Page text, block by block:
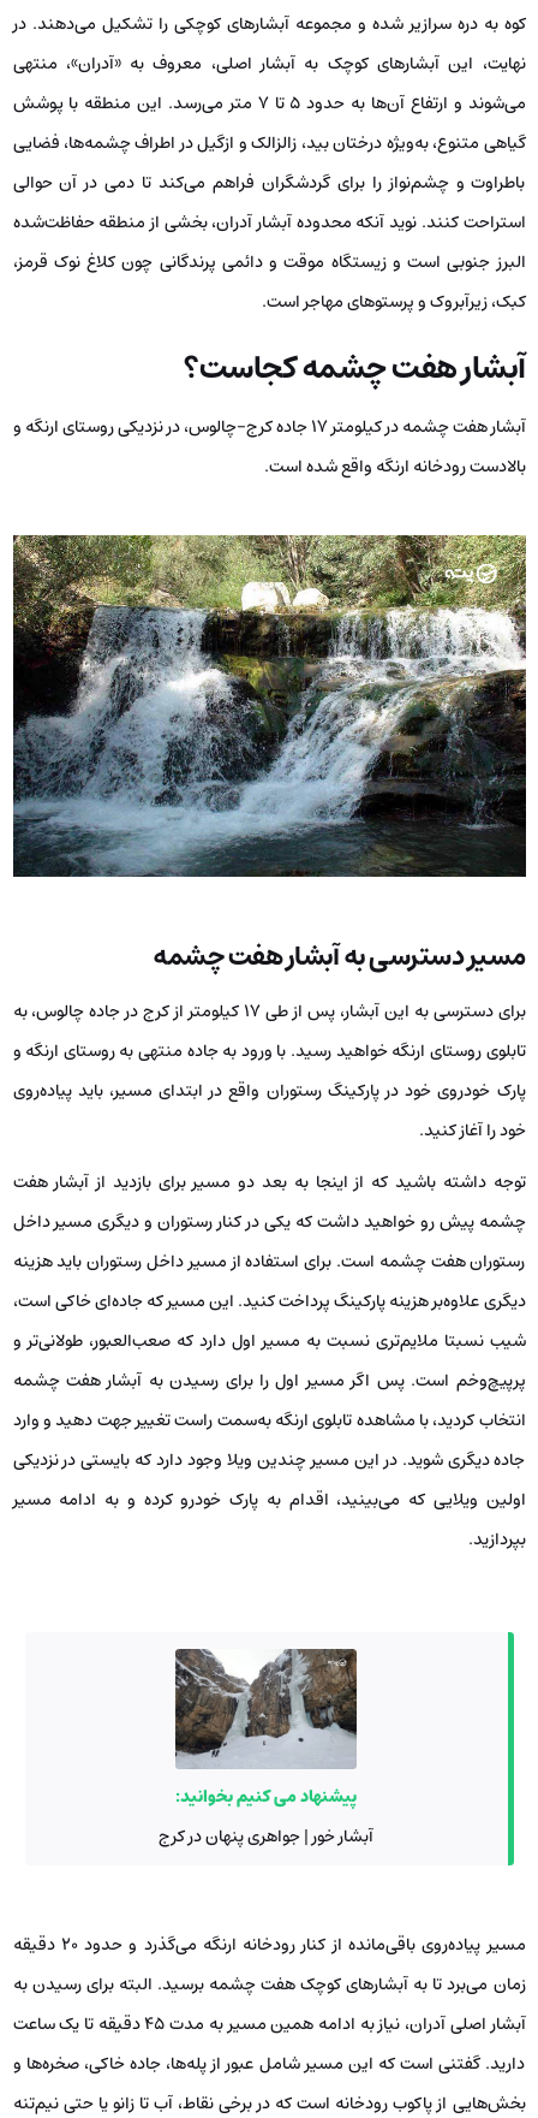
کوه به دره سرازیر شده و مجموعه‌ آبشارهای کوچکی را تشکیل می‌دهند. در
نهایت، این آبشارهای کوچک به آبشار اصلی، معروف به «آدران»، منتهی
می‌شوند و ارتفاع آن‌ها به حدود ۵ تا ۷ متر می‌رسد. این منطقه با پوشش
گیاهی متنوع، به‌ویژه درختان بید، زالزالک و ازگیل در اطراف چشمه‌ها، فضایی
باطراوت و چشم‌نواز را برای گردشگران فراهم می‌کند تا دمی در آن حوالی
استراحت کنند. نوید آنکه محدوده آبشار آدران، بخشی از منطقه حفاظت‌شده
البرز جنوبی است و زیستگاه موقت و دائمی پرندگانی چون کلاغ نوک قرمز،
کبک، زیرآبروک و پرستوهای مهاجر است.
آبشار هفت چشمه کجاست؟
آبشار هفت چشمه در کیلومتر ۱۷ جاده کرج-چالوس، در نزدیکی روستای ارنگه و
بالادست رودخانه ارنگه واقع شده است.
مسیر دسترسی به آبشار هفت چشمه
برای دسترسی به این آبشار، پس از طی ۱۷ کیلومتر از کرج در جاده چالوس، به
تابلوی روستای ارنگه خواهید رسید. با ورود به جاده منتهی به روستای ارنگه و
پارک خودروی خود در پارکینگ رستوران واقع در ابتدای مسیر، باید پیاده‌روی
خود را آغاز کنید.
توجه داشته باشید که از اینجا به بعد دو مسیر برای بازدید از آبشار هفت
چشمه پیش رو خواهید داشت که یکی در کنار رستوران و دیگری مسیر داخل
رستوران هفت چشمه است. برای استفاده از مسیر داخل رستوران باید هزینه
دیگری علاوه‌بر هزینه پارکینگ پرداخت کنید. این مسیر که جاده‌ای خاکی است،
شیب نسبتا ملایم‌تری نسبت به مسیر اول دارد که صعب‌العبور، طولانی‌تر و
پرپیچ‌وخم است. پس اگر مسیر اول را برای رسیدن به آبشار هفت چشمه
انتخاب کردید، با مشاهده تابلوی ارنگه به‌سمت راست تغییر جهت دهید و وارد
جاده دیگری شوید. در این مسیر چندین ویلا وجود دارد که بایستی در نزدیکی
اولین ویلایی که می‌بینید، اقدام به پارک خودرو کرده و به ادامه مسیر
بپردازید.
پیشنهاد می کنیم بخوانید:
آبشار خور | جواهری پنهان در کرج
مسیر پیاده‌روی باقی‌مانده از کنار رودخانه ارنگه می‌گذرد و حدود ۲۰ دقیقه
زمان می‌برد تا به آبشارهای کوچک هفت چشمه برسید. البته برای رسیدن به
آبشار اصلی آدران، نیاز به ادامه همین مسیر به مدت ۴۵ دقیقه تا یک ساعت
دارید. گفتنی است که این مسیر شامل عبور از پله‌ها، جاده خاکی، صخره‌ها و
بخش‌هایی از پاکوب رودخانه است که در برخی نقاط، آب تا زانو یا حتی نیم‌تنه